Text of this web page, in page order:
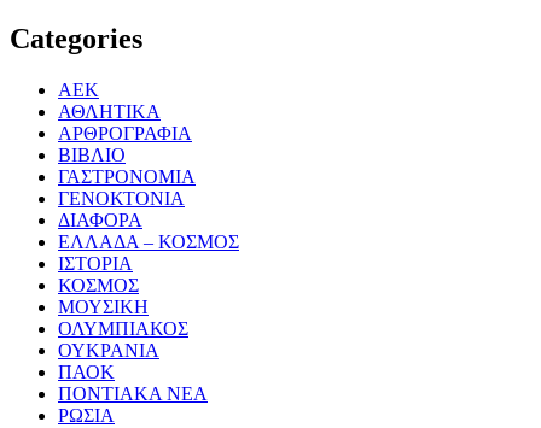
Categories
ΑΕΚ
ΑΘΛΗΤΙΚΑ
ΑΡΘΡΟΓΡΑΦΙΑ
ΒΙΒΛΙΟ
ΓΑΣΤΡΟΝΟΜΙΑ
ΓΕΝΟΚΤΟΝΙΑ
ΔΙΑΦΟΡΑ
ΕΛΛΑΔΑ – ΚΟΣΜΟΣ
ΙΣΤΟΡΙΑ
ΚΟΣΜΟΣ
ΜΟΥΣΙΚΗ
ΟΛΥΜΠΙΑΚΟΣ
ΟΥΚΡΑΝΙΑ
ΠΑΟΚ
ΠΟΝΤΙΑΚΑ ΝΕΑ
ΡΩΣΙΑ